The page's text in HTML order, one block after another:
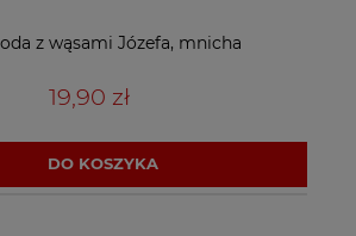
z wąsami Józefa, mnicha
19,90 zł
DO KOSZYKA